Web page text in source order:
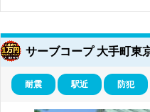
サーブコープ 大手町東
耐震 駅近 防犯